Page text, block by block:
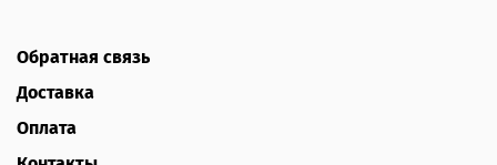
Обратная связь
Доставка
Оплата